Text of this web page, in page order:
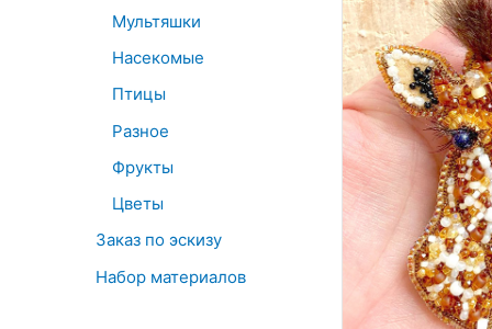
Мультяшки
Насекомые
Птицы
Разное
Фрукты
Цветы
Заказ по эскизу
Набор материалов